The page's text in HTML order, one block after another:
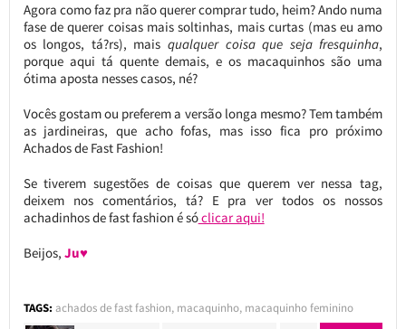
Agora como faz pra não querer comprar tudo, heim? Ando numa
fase de querer coisas mais soltinhas, mais curtas (mas eu amo
os longos, tá?rs), mais qualquer coisa que seja fresquinha,
porque aqui tá quente demais, e os macaquinhos são uma
ótima aposta nesses casos, né?
Vocês gostam ou preferem a versão longa mesmo? Tem também
as jardineiras, que acho fofas, mas isso fica pro próximo
Achados de Fast Fashion!
Se tiverem sugestões de coisas que querem ver nessa tag,
deixem nos comentários, tá? E pra ver todos os nossos
achadinhos de fast fashion é sóclicar aqui!
Beijos, Ju♥
TAGS: achados de fast fashion, macaquinho, macaquinho feminino